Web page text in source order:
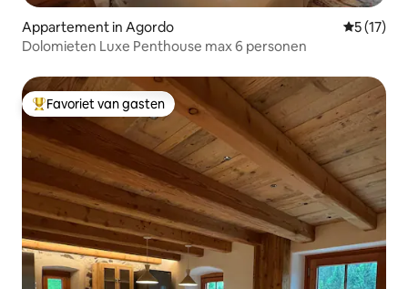
Appartement in Agordo
5 (17)
Dolomieten Luxe Penthouse max 6 personen
Topfavoriet van gasten
Favoriet van gasten